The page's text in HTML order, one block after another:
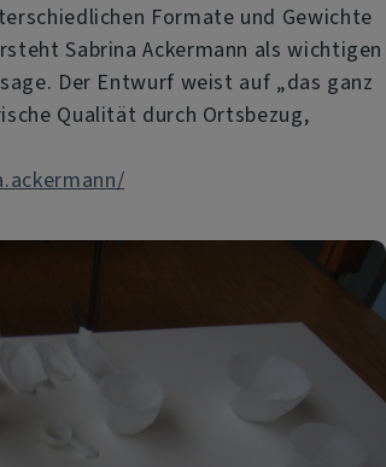
Formate und Gewichte
Sabrina Ackermann als wichtigen
Der Entwurf weist auf „das ganz
Qualität durch Ortsbezug,